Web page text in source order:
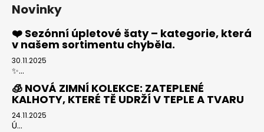
Novinky
❤️ Sezónní úpletové šaty – kategorie, která
v našem sortimentu chyběla.
30.11.2025
✨...
🧊 NOVÁ ZIMNÍ KOLEKCE: ZATEPLENÉ
KALHOTY, KTERÉ TĚ UDRŽÍ V TEPLE A TVARU
24.11.2025
Ú...